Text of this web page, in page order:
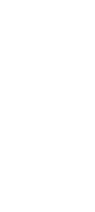
изделия в
хранения,